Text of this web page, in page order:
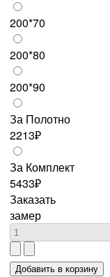
200*70
200*80
200*90
За Полотно
2213₽
За Комплект
5433₽
Заказать
замер